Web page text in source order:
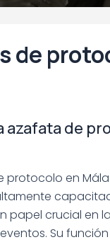
de
azafata de
protocolo en
papel crucial en
Su